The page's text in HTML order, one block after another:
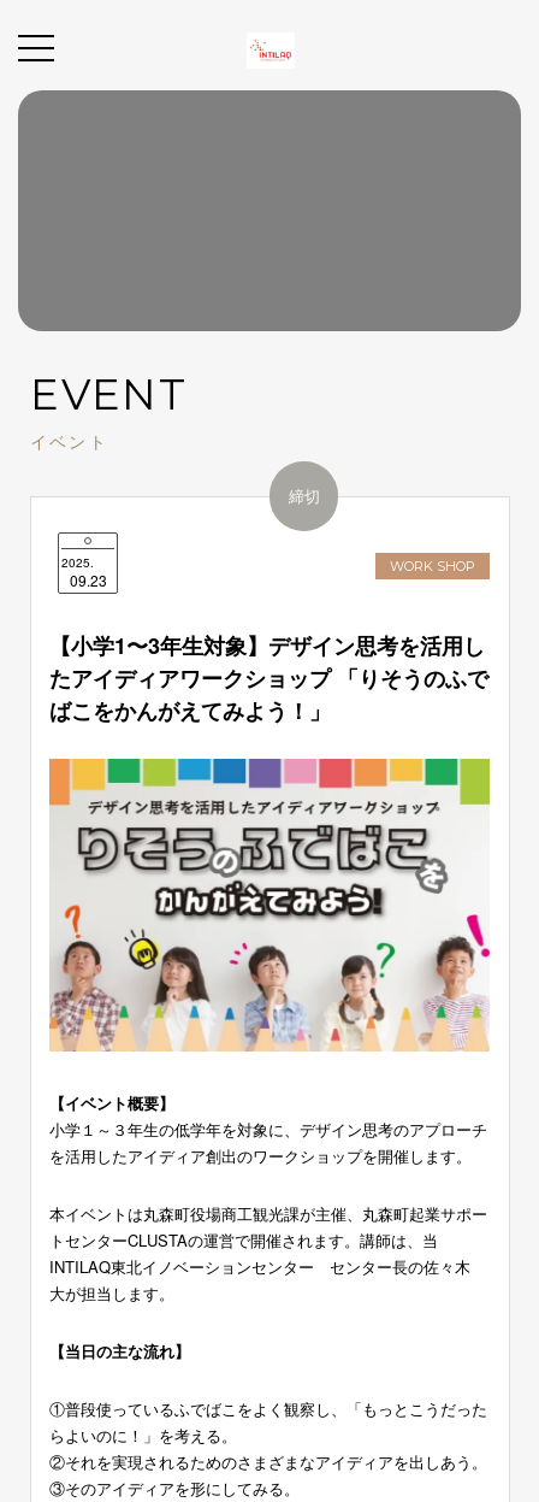
EVENT
イベント
締切
WORK SHOP
2025.
09.23
【小学1〜3年生対象】デザイン思考を活用し
たアイディアワークショップ 「りそうのふで
ばこをかんがえてみよう！」
【イベント概要】
小学１～３年生の低学年を対象に、デザイン思考のアプローチ
を活用したアイディア創出のワークショップを開催します。
本イベントは丸森町役場商工観光課が主催、丸森町起業サポー
トセンターCLUSTAの運営で開催されます。講師は、当
INTILAQ東北イノベーションセンター センター長の佐々木
大が担当します。
【当日の主な流れ】
①普段使っているふでばこをよく観察し、「もっとこうだった
らよいのに！」を考える。
②それを実現されるためのさまざまなアイディアを出しあう。
③そのアイディアを形にしてみる。